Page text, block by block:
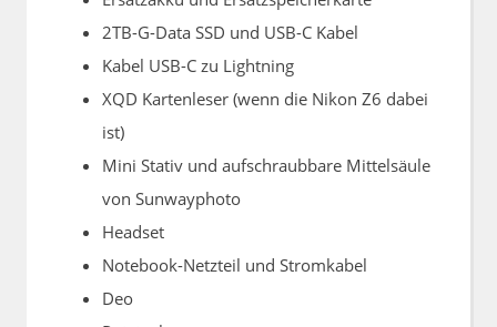
2TB-G-Data SSD und USB-C Kabel
Kabel USB-C zu Lightning
XQD Kartenleser (wenn die Nikon Z6 dabei
ist)
Mini Stativ und aufschraubbare Mittelsäule
von Sunwayphoto
Headset
Notebook-Netzteil und Stromkabel
Deo